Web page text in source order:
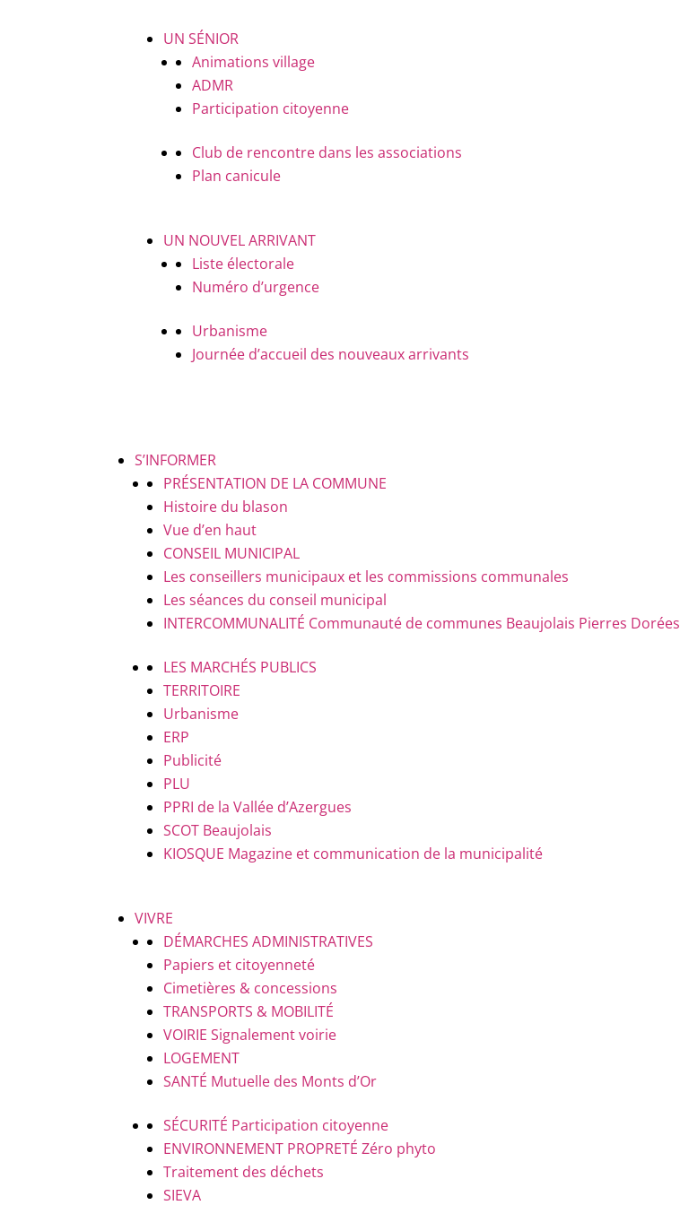
UN SÉNIOR
Animations village
ADMR
Participation citoyenne
Club de rencontre dans les associations
Plan canicule
UN NOUVEL ARRIVANT
Liste électorale
Numéro d’urgence
Urbanisme
Journée d’accueil des nouveaux arrivants
S’INFORMER
PRÉSENTATION DE LA COMMUNE
Histoire du blason
Vue d’en haut
CONSEIL MUNICIPAL
Les conseillers municipaux et les commissions communales
Les séances du conseil municipal
INTERCOMMUNALITÉ Communauté de communes Beaujolais Pierres Dorées
LES MARCHÉS PUBLICS
TERRITOIRE
Urbanisme
ERP
Publicité
PLU
PPRI de la Vallée d’Azergues
SCOT Beaujolais
KIOSQUE Magazine et communication de la municipalité
VIVRE
DÉMARCHES ADMINISTRATIVES
Papiers et citoyenneté
Cimetières & concessions
TRANSPORTS & MOBILITÉ
VOIRIE Signalement voirie
LOGEMENT
SANTÉ Mutuelle des Monts d’Or
SÉCURITÉ Participation citoyenne
ENVIRONNEMENT PROPRETÉ Zéro phyto
Traitement des déchets
SIEVA